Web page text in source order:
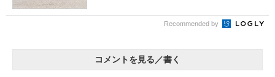
Recommended by
コメントを見る／書く